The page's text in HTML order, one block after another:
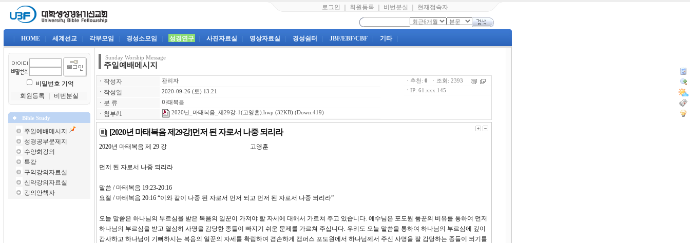
로그인 회원등록 비번분실 현재접속자
HOME 세계선교 각부모임 경성소모임 성경연구 사진자료실 영상자료실 경성쉼터 JBF/EBF/CBF 기타
비밀번호 기억
회원등록
비번분실
Bible Study
주일예배메시지
성경공부문제지
수양회강의
특강
구약강의자료실
신약강의자료실
강의안책자
Sunday Worship Message
주일예배메시지
ㆍ 작성자 관리자
ㆍ 작성일 2020-09-26 (토) 13:21
ㆍ 분 류 마태복음
ㆍ 첨부#1 2020년_마태복음_제29강-1(고영훈).hwp (32KB) (Down:419)
ㆍ추천: 0 ㆍ조회: 2393
ㆍ IP: 61.xxx.145
[2020년 마태복음 제29강]먼저 된 자로서 나중 되리라
2020년 마태복음 제 29 강 고영훈
먼저 된 자로서 나중 되리라
말씀 / 마태복음 19:23-20:16
요절 / 마태복음 20:16 “이와 같이 나중 된 자로서 먼저 되고 먼저 된 자로서 나중 되리라”
오늘 말씀은 하나님의 부르심을 받은 복음의 일꾼이 가져야 할 자세에 대해서 가르쳐 주고 있습니다. 예수님은 포도원 품꾼의 비유를 통하여 먼저
하나님의 부르심을 받고 열심히 사명을 감당한 종들이 빠지기 쉬운 문제를 가르쳐 주십니다. 우리도 오늘 말씀을 통하여 하나님의 부르심에 깊이
감사하고 하나님이 기뻐하시는 복음의 일꾼의 자세를 확립하여 겸손하게 캠퍼스 포도원에서 하나님께서 주신 사명을 잘 감당하는 종들이 되기를